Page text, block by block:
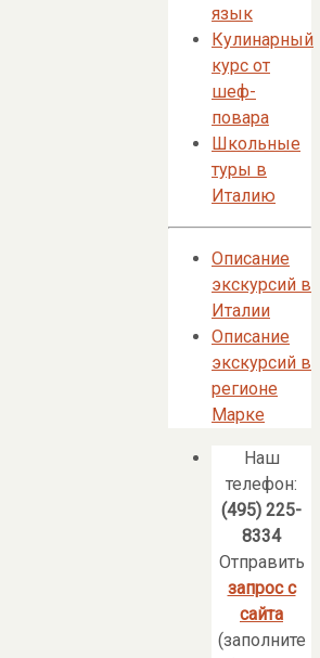
язык
Кулинарный
курс от
шеф-
повара
Школьные
туры в
Италию
Описание
экскурсий в
Италии
Описание
экскурсий в
регионе
Марке
Наш
телефон:
(495) 225-
8334
Отправить
запрос с
сайта
(заполните